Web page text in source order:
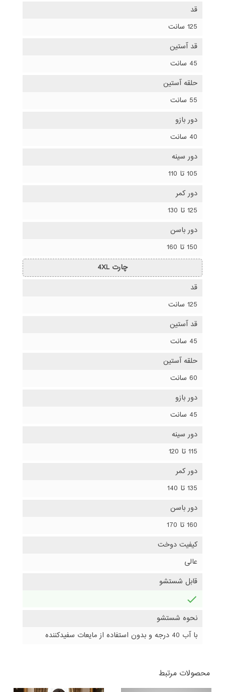
قد
125 سانت
قد آستین
45 سانت
حلقه آستین
55 سانت
دور بازو
40 سانت
دور سینه
105 تا 110
دور کمر
125 تا 130
دور باسن
150 تا 160
چارت 4XL
قد
125 سانت
قد آستین
45 سانت
حلقه آستین
60 سانت
دور بازو
45 سانت
دور سینه
115 تا 120
دور کمر
135 تا 140
دور باسن
160 تا 170
کیفیت دوخت
عالی
قابل شستشو
نحوه شستشو
با آب 40 درجه و بدون استفاده از مایعات سفیدکننده
محصولات مرتبط